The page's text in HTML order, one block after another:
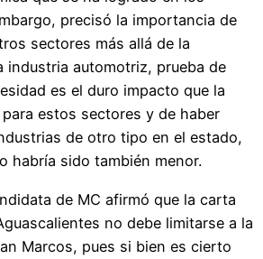
precisó la importancia de
sectores más allá de la
industria automotriz, prueba de
es el duro impacto que la
estos sectores y de haber
de otro tipo en el estado,
habría sido también menor.
de MC afirmó que la carta
no debe limitarse a la
Marcos, pues si bien es cierto